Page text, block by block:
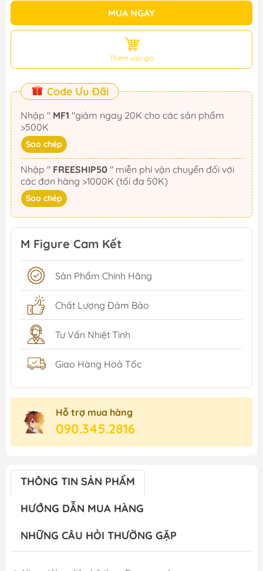
MUA NGAY
Thêm vào giỏ
Code Ưu Đãi
Nhập " MF1
>500K
Sao chép
Nhập " FREESHIP50
các đơn hàng >1000K (tối đa 50K)
Sao chép
M Figure Cam Kết
Sản Phẩm Chính Hãng
Chất Lượng Đảm Bảo
Tư Vấn Nhiệt Tình
Giao Hàng Hoả Tốc
Hỗ trợ mua hàng
090.345.2816
THÔNG TIN SẢN PHẨM
HƯỚNG DẪN MUA HÀNG
NHỮNG CÂU HỎI THƯỜNG GẶP